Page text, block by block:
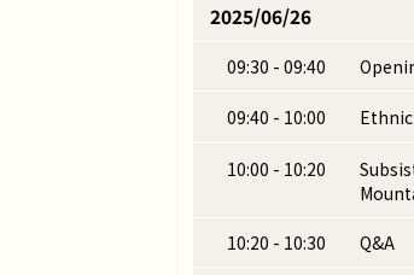
2025/06/26
09:30 - 09:40
09:40 - 10:00
10:00 - 10:20
10:20 - 10:30 Q&A